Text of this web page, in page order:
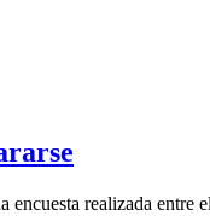
realizada